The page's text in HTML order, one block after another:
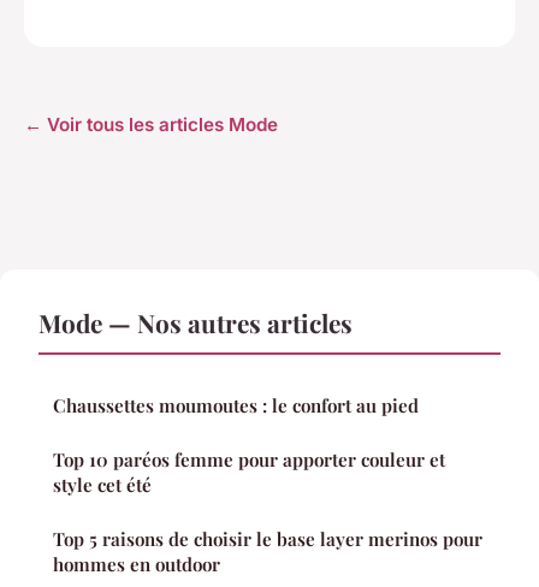
← Voir tous les articles Mode
Mode — Nos autres articles
Chaussettes moumoutes : le confort au pied
Top 10 paréos femme pour apporter couleur et
style cet été
Top 5 raisons de choisir le base layer merinos pour
hommes en outdoor